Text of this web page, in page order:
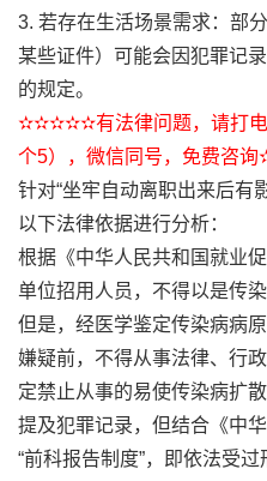
3. 若存在生活场景需求：部
某些证件）可能会因犯罪记
的规定。
✫✫✫✫✫有法律问题，请打电
个5），微信同号，免费咨
针对“坐牢自动离职出来后有
以下法律依据进行分析：
根据《中华人民共和国就业
单位招用人员，不得以是传
但是，经医学鉴定传染病病
嫌疑前，不得从事法律、行
定禁止从事的易使传染病扩
提及犯罪记录，但结合《中
“前科报告制度”，即依法受